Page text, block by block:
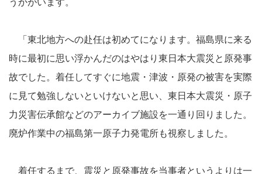
「東北地方への赴任は初めてになります。福島県に来る
時に最初に思い浮かんだのはやはり東日本大震災と原発事
故でした。着任してすぐに地震・津波・原発の被害を実際
に見て勉強しないといけないと思い、東日本大震災・原子
力災害伝承館などのアーカイブ施設を一通り回りました。
廃炉作業中の福島第一原子力発電所も視察しました。
着任するまで、震災と原発事故を当事者というよりは一